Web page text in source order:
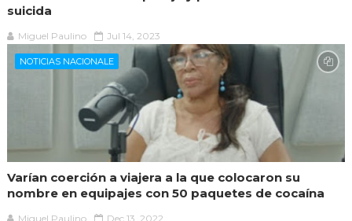
suicida
Miguel Paulino Jul 14, 2023
NOTICIAS NACIONALE
Varían coerción a viajera a la que colocaron su
nombre en equipajes con 50 paquetes de cocaína
Miguel Paulino Dec 13, 2022